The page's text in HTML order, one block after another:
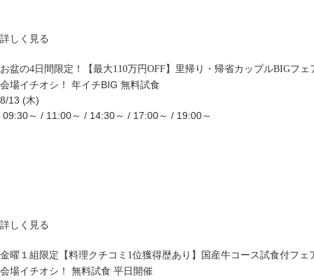
詳しく見る
お盆の4日間限定！【最大110万円OFF】里帰り・帰省カップルBIGフェ
会場イチオシ！ 年イチBIG 無料試食
8/13 (木)
09:30～ / 11:00～ / 14:30～ / 17:00～ / 19:00～
詳しく見る
金曜１組限定【料理クチコミ1位獲得歴あり】国産牛コース試食付フェ
会場イチオシ！ 無料試食 平日開催